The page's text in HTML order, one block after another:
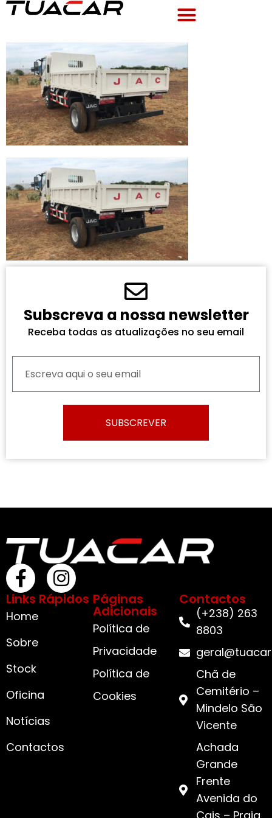
Subscreva a nossa newsletter
Receba todas as atualizações no seu email
SUBSCREVER
Links Rápidos
Home
Sobre
Stock
Oficina
Notícias
Contactos
Páginas
Adicionais
Política de
Privacidade
Política de
Cookies
Contactos
(+238) 263
8803
Chã de
Cemitério –
Mindelo São
Vicente
Achada
Grande
Frente
Avenida do